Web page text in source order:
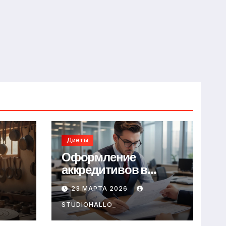
Диеты
Оформление
аккредитивов в
международной
торговле
23 МАРТА 2026
STUDIOHALLO_